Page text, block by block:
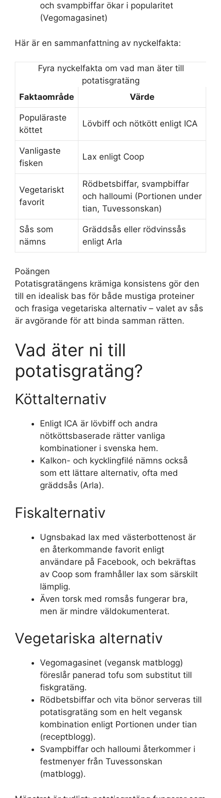
och svampbiffar ökar i popularitet
(Vegomagasinet)
Här är en sammanfattning av nyckelfakta:
Fyra nyckelfakta om vad man äter till
potatisgratäng
Faktaområde
Värde
Populäraste
köttet
Lövbiff och nötkött enligt ICA
Vanligaste
fisken
Lax enligt Coop
Vegetariskt
favorit
Rödbetsbiffar, svampbiffar
och halloumi (Portionen under
tian, Tuvessonskan)
Sås som
nämns
Gräddsås eller rödvinssås
enligt Arla
Poängen
Potatisgratängens krämiga konsistens gör den
till en idealisk bas för både mustiga proteiner
och frasiga vegetariska alternativ – valet av sås
är avgörande för att binda samman rätten.
Vad äter ni till
potatisgratäng?
Köttalternativ
Enligt ICA är lövbiff och andra
nötköttsbaserade rätter vanliga
kombinationer i svenska hem.
Kalkon- och kycklingfilé nämns också
som ett lättare alternativ, ofta med
gräddsås (Arla).
Fiskalternativ
Ugnsbakad lax med västerbottenost är
en återkommande favorit enligt
användare på Facebook, och bekräftas
av Coop som framhåller lax som särskilt
lämplig.
Även torsk med romsås fungerar bra,
men är mindre väldokumenterat.
Vegetariska alternativ
Vegomagasinet (vegansk matblogg)
föreslår panerad tofu som substitut till
fiskgratäng.
Rödbetsbiffar och vita bönor serveras till
potatisgratäng som en helt vegansk
kombination enligt Portionen under tian
(receptblogg).
Svampbiffar och halloumi återkommer i
festmenyer från Tuvessonskan
(matblogg).